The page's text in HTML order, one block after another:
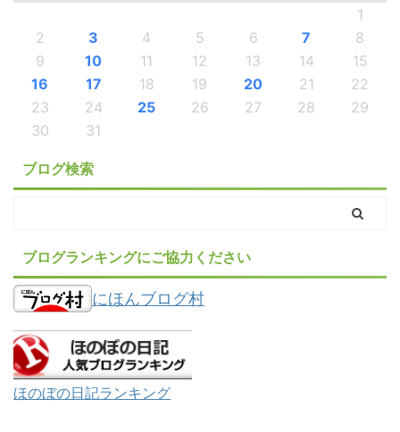
1
2
3 4 5 6 7
8
9
10 11 12 13 14
15
16
17 18 19 20 21
22
23
24 25 26 27 28
29
30
31
ブログ検索
ブログランキングにご協力ください
にほんブログ村
ほのぼの日記ランキング